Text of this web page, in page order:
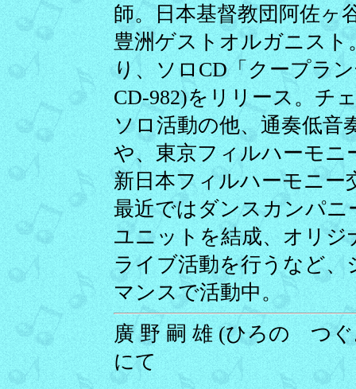
師。日本基督教団阿佐ヶ
豊洲ゲストオルガニスト
り、ソロCD「クープラ
CD-982)をリリース。チ
ソロ活動の他、通奏低音
や、東京フィルハーモニ
新日本フィルハーモニー
最近ではダンスカンパ
ユニットを結成、オリ
ライブ活動を行うなど
マンスで活動中。
廣 野 嗣 雄 (ひろの つ
にて